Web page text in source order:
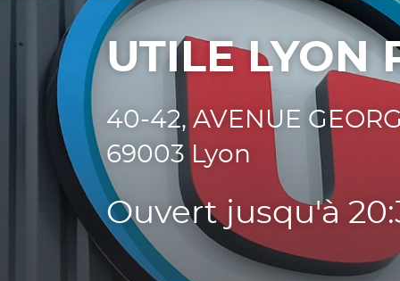
UTILE LYON
40-42, AVENUE
69003 Lyon
Ouvert jusqu'à